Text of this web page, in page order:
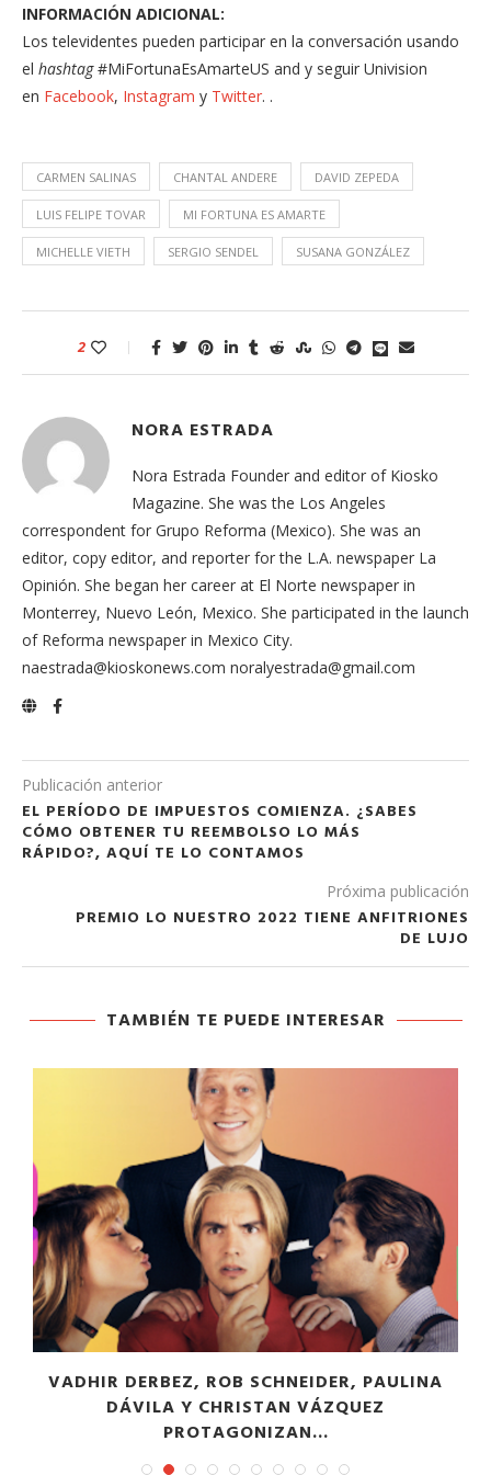
INFORMACIÓN ADICIONAL:
Los televidentes pueden participar en la conversación usando
el hashtag#MiFortunaEsAmarteUS and y seguir Univision
en Facebook, Instagram y Twitter. .
CARMEN SALINAS CHANTAL ANDERE DAVID ZEPEDA
LUIS FELIPE TOVAR MI FORTUNA ES AMARTE
MICHELLE VIETH SERGIO SENDEL SUSANA GONZÁLEZ
2
NORA ESTRADA
Nora Estrada Founder and editor of Kiosko
Magazine. She was the Los Angeles
correspondent for Grupo Reforma (Mexico). She was an
editor, copy editor, and reporter for the L.A. newspaper La
Opinión. She began her career at El Norte newspaper in
Monterrey, Nuevo León, Mexico. She participated in the launch
of Reforma newspaper in Mexico City.
naestrada@kioskonews.com noralyestrada@gmail.com
Publicación anterior
EL PERÍODO DE IMPUESTOS COMIENZA. ¿SABES
CÓMO OBTENER TU REEMBOLSO LO MÁS
RÁPIDO?, AQUÍ TE LO CONTAMOS
Próxima publicación
PREMIO LO NUESTRO 2022 TIENE ANFITRIONES
DE LUJO
TAMBIÉN TE PUEDE INTERESAR
VADHIR DERBEZ, ROB SCHNEIDER, PAULINA
DÁVILA Y CHRISTAN VÁZQUEZ
PROTAGONIZAN...